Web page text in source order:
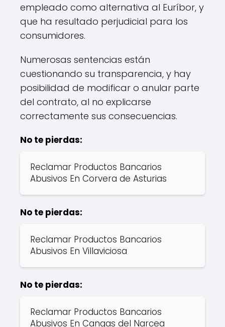
empleado como alternativa al Euríbor, y
que ha resultado perjudicial para los
consumidores.
Numerosas sentencias están
cuestionando su transparencia, y hay
posibilidad de modificar o anular parte
del contrato, al no explicarse
correctamente sus consecuencias.
No te pierdas:
Reclamar Productos Bancarios
Abusivos En Corvera de Asturias
No te pierdas:
Reclamar Productos Bancarios
Abusivos En Villaviciosa
No te pierdas:
Reclamar Productos Bancarios
Abusivos En Cangas del Narcea